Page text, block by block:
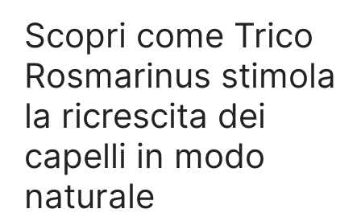
Scopri come Trico
Rosmarinus stimola
la ricrescita dei
capelli in modo
naturale